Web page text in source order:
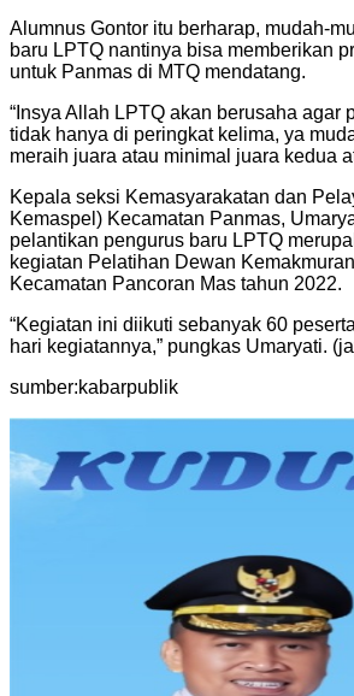
Alumnus Gontor itu berharap, mudah-
baru LPTQ nantinya bisa memberikan
untuk Panmas di MTQ mendatang.
“Insya Allah LPTQ akan berusaha agar
tidak hanya di peringkat kelima, ya
meraih juara atau minimal juara kedua
Kepala seksi Kemasyarakatan dan
Kemaspel) Kecamatan Panmas,
pelantikan pengurus baru LPTQ
kegiatan Pelatihan Dewan
Kecamatan Pancoran Mas tahun 2022.
“Kegiatan ini diikuti sebanyak 60
hari kegiatannya,” pungkas Umaryati.
sumber:kabarpublik